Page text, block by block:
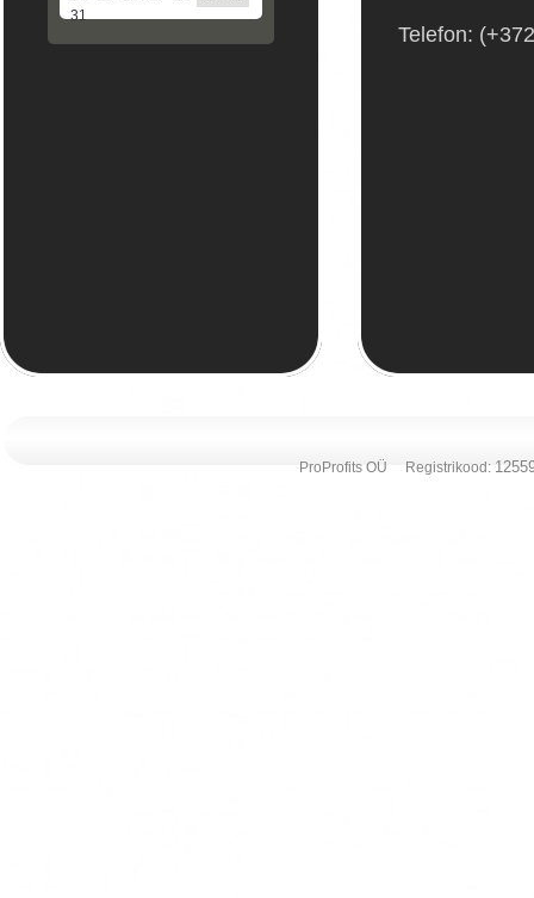
31
Telefon:
ProProfits OÜ Registrikood: